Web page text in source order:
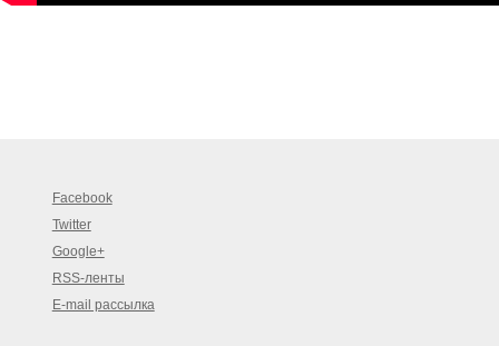
Facebook
Twitter
Google+
RSS-ленты
E-mail рассылка